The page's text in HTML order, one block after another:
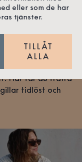
VÅR
folk som delar
hantverk och
Här får du träffa
gillar tidlöst och
eller som de har
tjänster.
TILLÅT
ALLA